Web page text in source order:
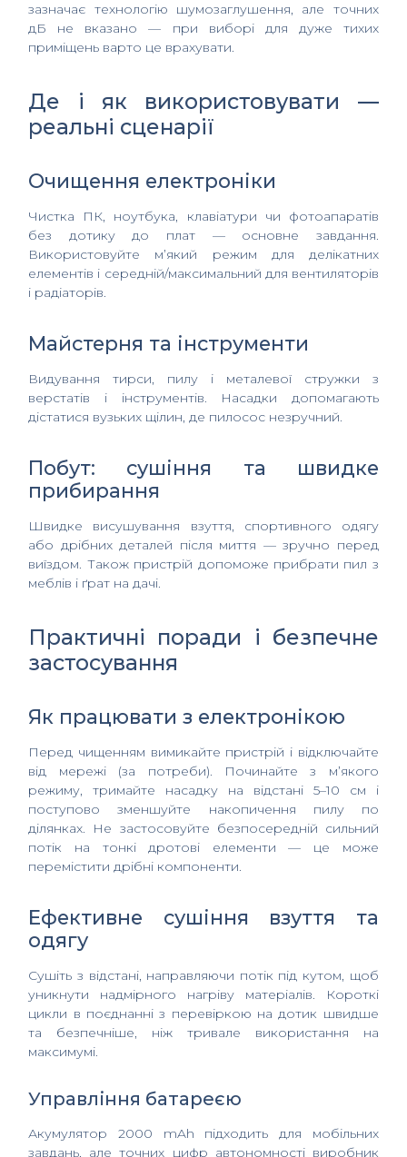
зазначає технологію шумозаглушення, але точних
дБ не вказано — при виборі для дуже тихих
приміщень варто це врахувати.
Де і як використовувати —
реальні сценарії
Очищення електроніки
Чистка ПК, ноутбука, клавіатури чи фотоапаратів
без дотику до плат — основне завдання.
Використовуйте м’який режим для делікатних
елементів і середній/максимальний для вентиляторів
і радіаторів.
Майстерня та інструменти
Видування тирси, пилу і металевої стружки з
верстатів і інструментів. Насадки допомагають
дістатися вузьких щілин, де пилосос незручний.
Побут: сушіння та швидке
прибирання
Швидке висушування взуття, спортивного одягу
або дрібних деталей після миття — зручно перед
виїздом. Також пристрій допоможе прибрати пил з
меблів і ґрат на дачі.
Практичні поради і безпечне
застосування
Як працювати з електронікою
Перед чищенням вимикайте пристрій і відключайте
від мережі (за потреби). Починайте з м’якого
режиму, тримайте насадку на відстані 5–10 см і
поступово зменшуйте накопичення пилу по
ділянках. Не застосовуйте безпосередній сильний
потік на тонкі дротові елементи — це може
перемістити дрібні компоненти.
Ефективне сушіння взуття та
одягу
Сушіть з відстані, направляючи потік під кутом, щоб
уникнути надмірного нагріву матеріалів. Короткі
цикли в поєднанні з перевіркою на дотик швидше
та безпечніше, ніж тривале використання на
максимумі.
Управління батареєю
Акумулятор 2000 mAh підходить для мобільних
завдань, але точних цифр автономності виробник